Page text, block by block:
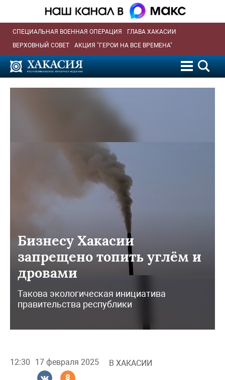
СПЕЦИАЛЬНАЯ ВОЕННАЯ ОПЕРАЦИЯ
ГЛАВА ХАКАСИИ
ВЕРХОВНЫЙ СОВЕТ
АКЦИЯ "ГЕРОИ НА ВСЕ ВРЕМЕНА"
Бизнесу Хакасии
запрещено топить углём и
дровами
Такова экологическая инициатива
правительства республики
12:30 17 февраля 2025 В ХАКАСИИ